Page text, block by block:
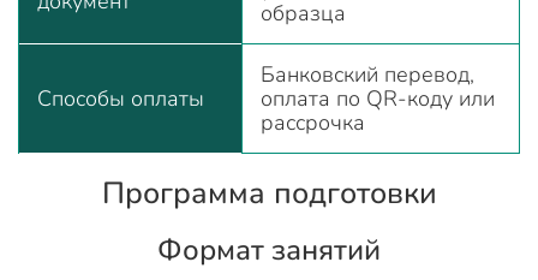
образца
Способы оплаты
Банковский перевод,
оплата по QR-коду или
рассрочка
Программа подготовки
Формат занятий